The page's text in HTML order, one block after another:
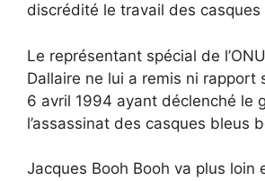
discrédité le travail des casques
Le représentant spécial de
Dallaire ne lui a remis ni rapport
6 avril 1994 ayant déclenché le
l’assassinat des casques bleus
Jacques Booh Booh va plus loin